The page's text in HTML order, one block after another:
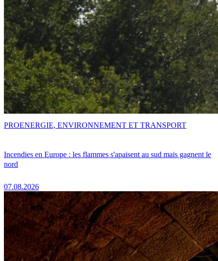
Incendies en Europe : les flammes s'apaisent au sud mais gagnent le
nord
07.08.2026
PROENERGIE, ENVIRONNEMENT ET TRANSPORT